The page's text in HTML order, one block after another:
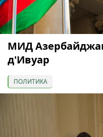
МИД
д'Ивуар
ПОЛИТИКА